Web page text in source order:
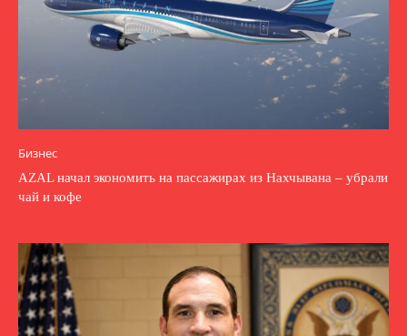
Бизнес
AZAL начал экономить на пассажирах из Нахчывана – убрали
чай и кофе